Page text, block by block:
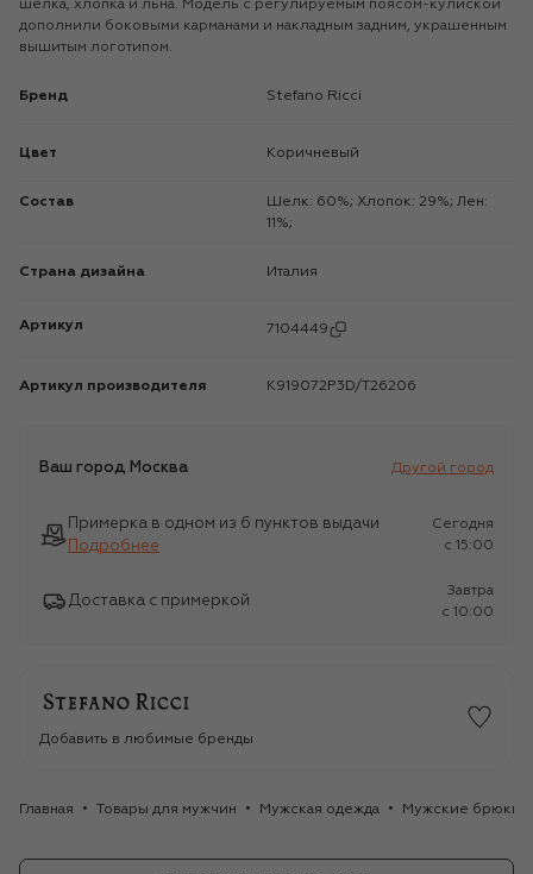
шелка, хлопка и льна. Модель с регулируемым поясом-кулиской
дополнили боковыми карманами и накладным задним, украшенным
вышитым логотипом.
Бренд Stefano Ricci
Цвет Коричневый
Состав
Шелк: 60%; Хлопок: 29%; Лен:
11%;
Страна дизайна Италия
Артикул 7104449
Артикул производителя K919072P3D/T26206
Ваш город Москва Другой город
Примерка в одном из 6 пунктов выдачи
Подробнее
Сегодня
c 15:00
Доставка с примеркой
Завтра
c 10:00
Добавить в любимые бренды
Главная Товары для мужчин Мужская одежда Мужские брюки